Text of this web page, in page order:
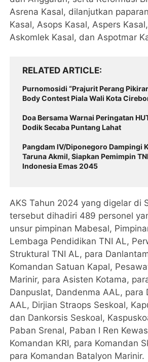
Asrena Kasal, dilanjutkan
Kasal, Asops Kasal, Aspers
Askomlek Kasal, dan Aspotmar
RELATED ARTICLE
Purnomosidi “Prajurit Perang
Body Contest Piala Wali Kota
Doa Bersama Warnai Peringatan
Dodik Secaba Puntang Lahat
Pangdam IV/Diponegoro Dampingi
Taruna Akmil, Siapkan Pemimpin
Indonesia Emas 2045
AKS Tahun 2024 yang digelar di
tersebut dihadiri 489 personel
unsur pimpinan Mabesal,
Lembaga Pendidikan TNI AL,
Struktural TNI AL, para
Komandan Satuan Kapal,
Marinir, para Asisten Kotama,
Danpuslat, Dandenma AAL, para
AAL, Dirjian Straops Seskoal,
dan Dankorsis Seskoal,
Paban Srenal, Paban I Ren
Komandan KRI, para Komandan
para Komandan Batalyon Marinir.